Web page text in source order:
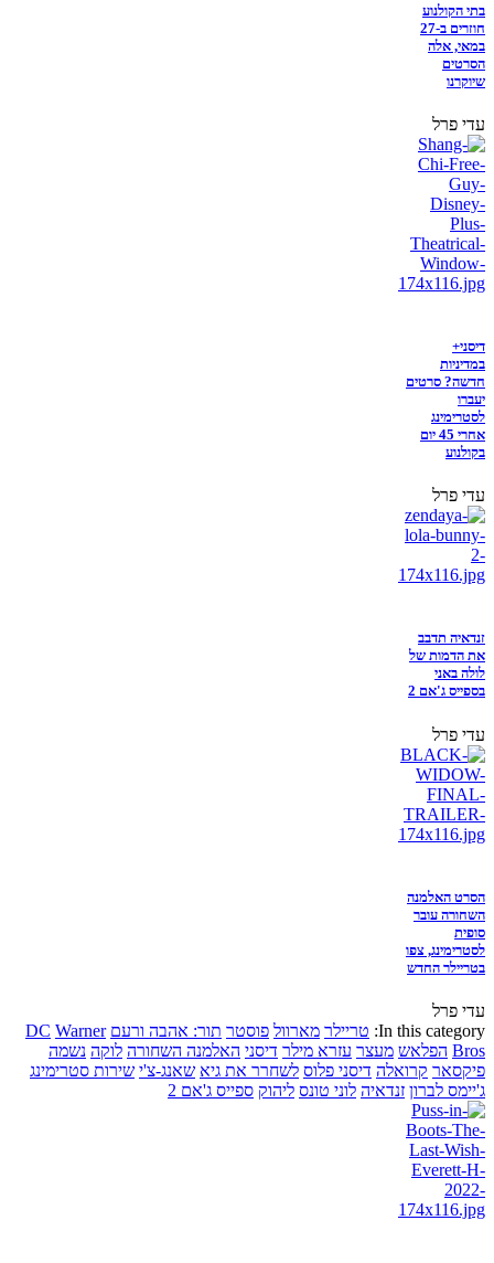
בתי הקולנוע
חוזרים ב-27
במאי, אלה
הסרטים
שיוקרנו
עדי פרל
דיסני+
במדיניות
חדשה? סרטים
יעברו
לסטרימינג
אחרי 45 יום
בקולנוע
עדי פרל
זנדאיה תדבב
את הדמות של
לולה באני
בספייס ג'אם 2
עדי פרל
הסרט האלמנה
השחורה עובר
סופית
לסטרימינג, צפו
בטריילר החדש
עדי פרל
In this category: טריילר מארוול פוסטר תור: אהבה ורעם DC Warner
Bros הפלאש מעצר עזרא מילר דיסני האלמנה השחורה לוקה נשמה
פיקסאר קרואלה דיסני פלוס לשחרר את גיא שאנג-צ'י שירות סטרימינג
ג'יימס לברון זנדאיה לוני טונס ליהוק ספייס ג'אם 2